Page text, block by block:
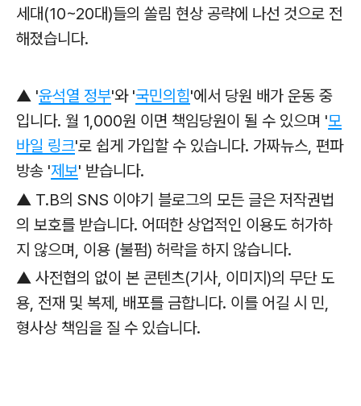
세대(10~20대)들의 쏠림 현상 공략에 나선 것으로 전
해졌습니다.
▲ '윤석열 정부'와 '국민의힘'에서 당원 배가 운동 중
입니다. 월 1,000원 이면 책임당원이 될 수 있으며 '모
바일 링크'로 쉽게 가입할 수 있습니다. 가짜뉴스, 편파
방송 '제보' 받습니다.
▲ T.B의 SNS 이야기 블로그의 모든 글은 저작권법
의 보호를 받습니다. 어떠한 상업적인 이용도 허가하
지 않으며, 이용 (불펌) 허락을 하지 않습니다.
▲ 사전협의 없이 본 콘텐츠(기사, 이미지)의 무단 도
용, 전재 및 복제, 배포를 금합니다. 이를 어길 시 민,
형사상 책임을 질 수 있습니다.